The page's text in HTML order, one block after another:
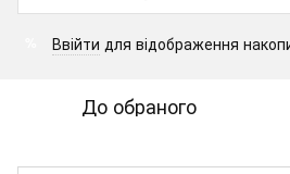
Ввійти для відображення
До обраного